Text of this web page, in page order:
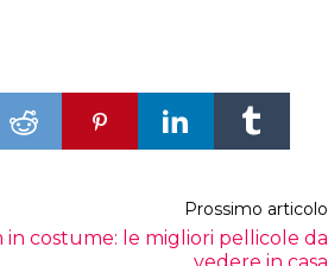
Prossimo articolo
in costume: le migliori pellicole da